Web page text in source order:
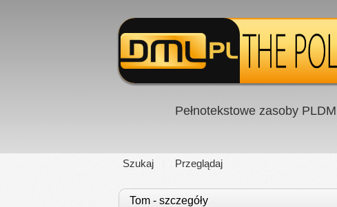
Pełnotekstowe zasoby
Szukaj Przeglądaj
Tom - szczegóły